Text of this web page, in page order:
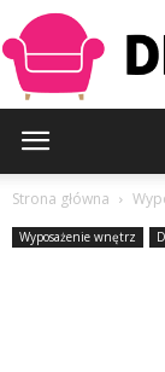
Strona główna
Wyposażenie wnętrz